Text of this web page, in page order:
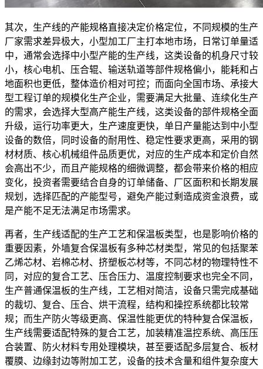
其次，生产线的产能规格直接决定价格定位，不同规模的生产
厂家需求差异极大，小型加工厂主打本地市场，日常订单量适
中，通常会选择中小型产能的生产线，这类设备的机身尺寸较
小，核心电机、压合辊、输送轨道等部件规格偏小，能耗和占
地面积也更低，整体造价相对可控；而面向全国市场、承接大
型工程订单的规模化生产企业，需要满足大批量、连续化生产
的需求，会选择大型高产能生产线，这类设备的部件规格全面
升级，运行功率更大，生产速度更快，单日产量能达到中小型
设备的数倍，同时设备的耐用性、稳定性要求更高，采用的钢
材材质、核心机械组件品质更优，对应的生产成本和定价自然
会高出不少，而且产能规格的细微调整，都会带来价格的相应
变化，投资者需要结合自身的订单储备、厂区面积和长期发展
规划，选择匹配的产能型号，避免产能过剩造成资金浪费，或
是产能不足无法满足市场需求。
再者，生产线适配的生产工艺和保温板类型，也是影响价格的
重要因素，外墙复合保温板有多种芯材类型，常见的包括聚苯
乙烯芯材、岩棉芯材、挤塑板芯材等，不同芯材的物理特性不
同，对应的复合工艺、压合压力、温度控制要求也完全不同，
生产普通保温板的生产线，工艺相对简洁，设备只需完成基础
的裁切、复合、压合、烘干流程，结构和操控系统都比较常
规；而生产防火等级更高、保温性能更优的特种复合保温板，
生产线需要适配特殊的复合工艺，加装精准温控系统、高压压
合装置、防火材料专用处理模块，甚至要适配多层复合、板材
覆膜、边缘封边等附加工艺，设备的技术含量和组件复杂度大